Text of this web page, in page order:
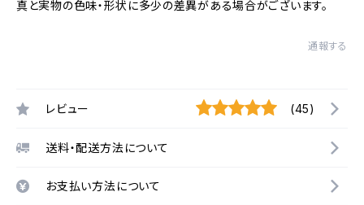
真と実物の色味・形状に多少の差異がある場合がございます。
通報する
レビュー (45)
送料・配送方法について
お支払い方法について